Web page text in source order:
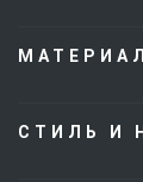
МАТЕРИАЛ
СТИЛЬ И